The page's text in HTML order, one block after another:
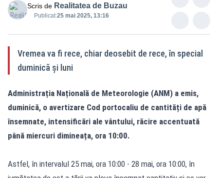
Scris de Realitatea de Buzau
Publicat:25 mai 2025, 13:16
Vremea va fi rece, chiar deosebit de rece, în special
duminică și luni
Administrația Națională de Meteorologie (ANM) a emis,
duminică, o avertizare Cod portocaliu de cantități de apă
însemnate, intensificări ale vântului, răcire accentuată
până miercuri dimineața, ora 10:00.
Astfel, în intervalul 25 mai, ora 10:00 - 28 mai, ora 10:00, în